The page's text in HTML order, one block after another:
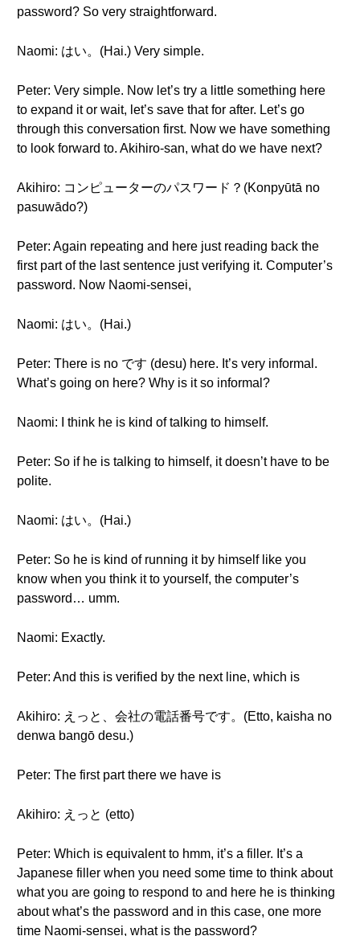
password? So very straightforward.
Naomi: はい。(Hai.) Very simple.
Peter: Very simple. Now let’s try a little something here
to expand it or wait, let’s save that for after. Let’s go
through this conversation first. Now we have something
to look forward to. Akihiro-san, what do we have next?
Akihiro: コンピューターのパスワード？(Konpyūtā no
pasuwādo?)
Peter: Again repeating and here just reading back the
first part of the last sentence just verifying it. Computer’s
password. Now Naomi-sensei,
Naomi: はい。(Hai.)
Peter: There is no です (desu) here. It’s very informal.
What’s going on here? Why is it so informal?
Naomi: I think he is kind of talking to himself.
Peter: So if he is talking to himself, it doesn’t have to be
polite.
Naomi: はい。(Hai.)
Peter: So he is kind of running it by himself like you
know when you think it to yourself, the computer’s
password… umm.
Naomi: Exactly.
Peter: And this is verified by the next line, which is
Akihiro: えっと、会社の電話番号です。(Etto, kaisha no
denwa bangō desu.)
Peter: The first part there we have is
Akihiro: えっと (etto)
Peter: Which is equivalent to hmm, it’s a filler. It’s a
Japanese filler when you need some time to think about
what you are going to respond to and here he is thinking
about what’s the password and in this case, one more
time Naomi-sensei, what is the password?